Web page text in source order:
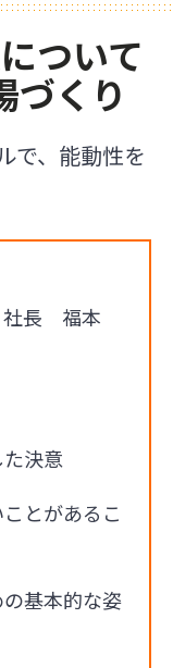
ついて
づくり
で、能動性を
社長 福本
決意
とがあるこ
基本的な姿